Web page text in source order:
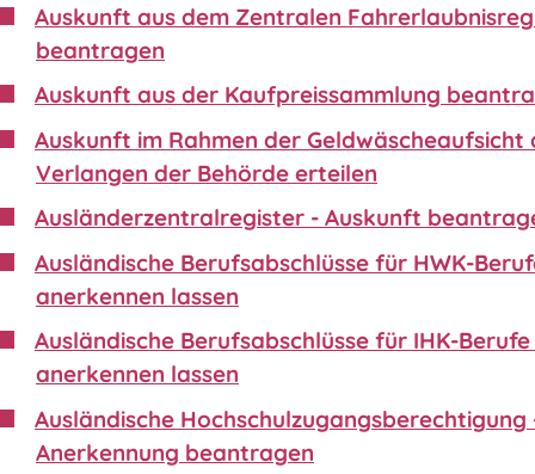
Auskunft aus dem Zentralen
beantragen
Auskunft aus der Kaufpreissammlung
Auskunft im Rahmen der Geldwäscheaufsicht
Verlangen der Behörde erteilen
Ausländerzentralregister - Auskunft
Ausländische Berufsabschlüsse für HWK-
anerkennen lassen
Ausländische Berufsabschlüsse für IHK-Berufe
anerkennen lassen
Ausländische Hochschulzugangsberechtigung
Anerkennung beantragen